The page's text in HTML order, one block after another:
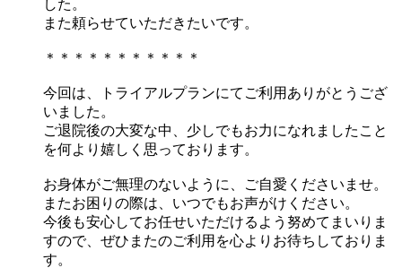
した。
また頼らせていただきたいです。
＊＊＊＊＊＊＊＊＊＊＊
今回は、トライアルプランにてご利用ありがとうござ
いました。
ご退院後の大変な中、少しでもお力になれましたこと
を何より嬉しく思っております。
お身体がご無理のないように、ご自愛くださいませ。
またお困りの際は、いつでもお声がけください。
今後も安心してお任せいただけるよう努めてまいりま
すので、ぜひまたのご利用を心よりお待ちしておりま
す。